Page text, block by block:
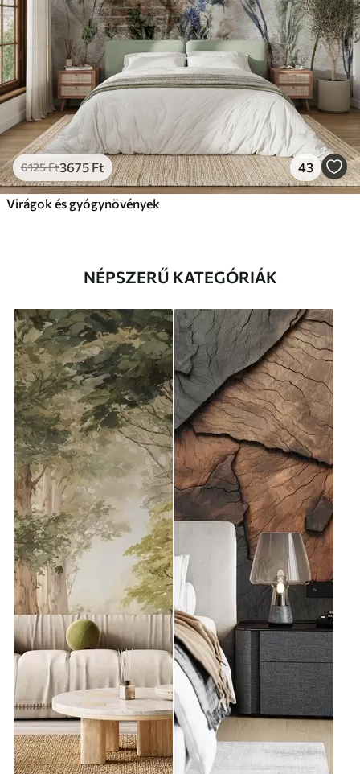
6125Ft3675 Ft 43
Virágok és gyógynövények
NÉPSZERŰ KATEGÓRIÁK